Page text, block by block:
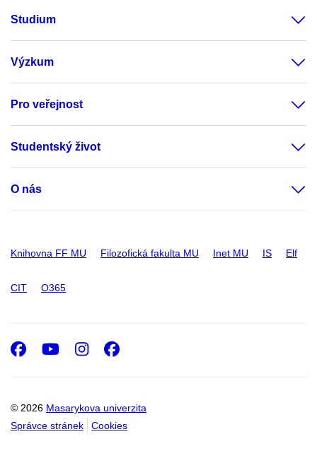
Studium
Výzkum
Pro veřejnost
Studentský život
O nás
Knihovna FF MU Filozofická fakulta MU Inet MU IS Elf
CIT O365
© 2026 Masarykova univerzita
Správce stránek
Cookies
Facebook
Youtube
Instagram
Facebook